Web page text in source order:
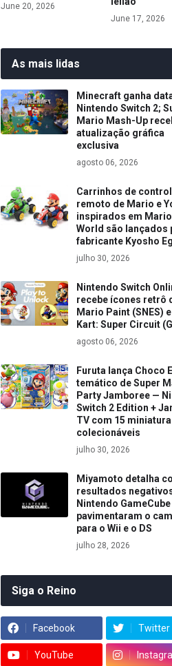
June 20, 2026
June 17, 2026
As mais lidas
Minecraft ganha
Nintendo Switch 2;
Mario Mash-Up
atualização gráfica
exclusiva
agosto 06, 2026
Carrinhos de
remoto de Mario e
inspirados em
World são lançados
fabricante Kyosho
julho 30, 2026
Nintendo Switch
recebe ícones retrô
Mario Paint (SNES)
Kart: Super Circuit
agosto 06, 2026
Furuta lança Choco
temático de Super
Party Jamboree —
Switch 2 Edition +
TV com 15
colecionáveis
julho 30, 2026
Miyamoto detalha
resultados
Nintendo GameCube
pavimentaram o
para o Wii e o DS
julho 28, 2026
Siga o Reino
Facebook Twitter
YouTube